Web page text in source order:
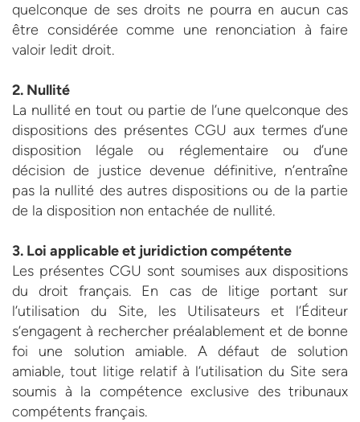
quelconque de ses droits ne pourra en aucun cas
être considérée comme une renonciation à faire
valoir ledit droit.
2. Nullité
La nullité en tout ou partie de l’une quelconque des
dispositions des présentes CGU aux termes d’une
disposition légale ou réglementaire ou d’une
décision de justice devenue définitive, n’entraîne
pas la nullité des autres dispositions ou de la partie
de la disposition non entachée de nullité.
3. Loi applicable et juridiction compétente
Les présentes CGU sont soumises aux dispositions
du droit français. En cas de litige portant sur
l’utilisation du Site, les Utilisateurs et l’Éditeur
s’engagent à rechercher préalablement et de bonne
foi une solution amiable. A défaut de solution
amiable, tout litige relatif à l’utilisation du Site sera
soumis à la compétence exclusive des tribunaux
compétents français.